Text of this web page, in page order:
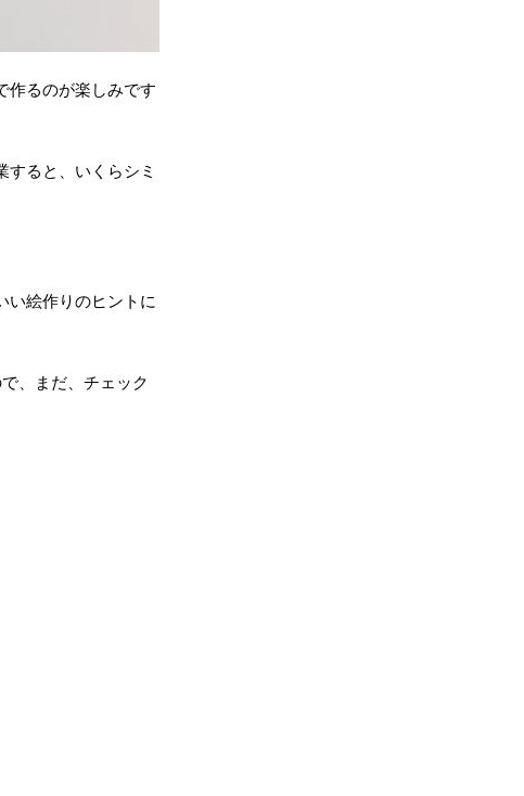
作るのが楽しみです
ると、いくらシミ
い絵作りのヒントに
、まだ、チェック